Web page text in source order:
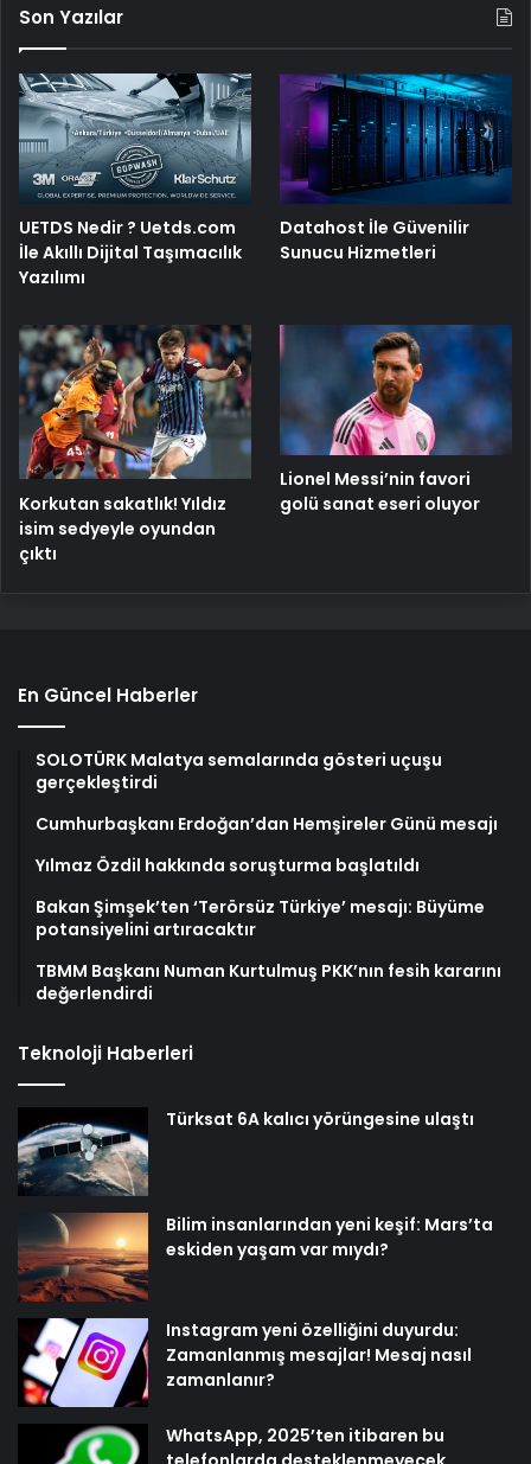
Son Yazılar
UETDS Nedir ? Uetds.com
İle Akıllı Dijital Taşımacılık
Yazılımı
Datahost İle Güvenilir
Sunucu Hizmetleri
Korkutan sakatlık! Yıldız
isim sedyeyle oyundan
çıktı
Lionel Messi’nin favori
golü sanat eseri oluyor
En Güncel Haberler
SOLOTÜRK Malatya semalarında gösteri uçuşu
gerçekleştirdi
Cumhurbaşkanı Erdoğan’dan Hemşireler Günü mesajı
Yılmaz Özdil hakkında soruşturma başlatıldı
Bakan Şimşek’ten ‘Terörsüz Türkiye’ mesajı: Büyüme
potansiyelini artıracaktır
TBMM Başkanı Numan Kurtulmuş PKK’nın fesih kararını
değerlendirdi
Teknoloji Haberleri
Türksat 6A kalıcı yörüngesine ulaştı
Bilim insanlarından yeni keşif: Mars’ta
eskiden yaşam var mıydı?
Instagram yeni özelliğini duyurdu:
Zamanlanmış mesajlar! Mesaj nasıl
zamanlanır?
WhatsApp, 2025’ten itibaren bu